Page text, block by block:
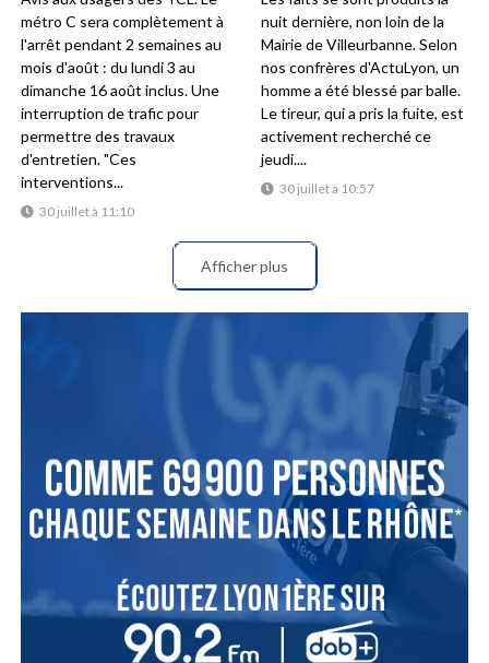
30 juillet à 11:10
métro C sera complètement à
l'arrêt pendant 2 semaines au
mois d'août : du lundi 3 au
dimanche 16 août inclus. Une
interruption de trafic pour
permettre des travaux
d'entretien. "Ces
interventions...
30 juillet à 10:57
nuit dernière, non loin de la
Mairie de Villeurbanne. Selon
nos confrères d'ActuLyon, un
homme a été blessé par balle.
Le tireur, qui a pris la fuite, est
activement recherché ce
jeudi....
Afficher plus